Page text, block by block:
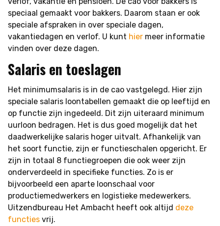
speciaal gemaakt voor bakkers. Daarom staan er ook
speciale afspraken in over speciale dagen,
vakantiedagen en verlof. U kunt hier meer informatie
vinden over deze dagen.
Salaris en toeslagen
Het minimumsalaris is in de cao vastgelegd. Hier zijn
speciale salaris loontabellen gemaakt die op leeftijd en
op functie zijn ingedeeld. Dit zijn uiteraard minimum
uurloon bedragen. Het is dus goed mogelijk dat het
daadwerkelijke salaris hoger uitvalt. Afhankelijk van
het soort functie, zijn er functieschalen opgericht. Er
zijn in totaal 8 functiegroepen die ook weer zijn
onderverdeeld in specifieke functies. Zo is er
bijvoorbeeld een aparte loonschaal voor
productiemedwerkers en logistieke medewerkers.
Uitzendbureau Het Ambacht heeft ook altijd deze
functies vrij.